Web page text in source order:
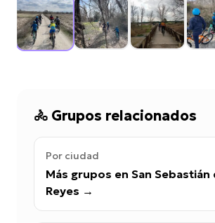
🚴 Grupos relacionados
Por ciudad
Más grupos en San Sebastián
Reyes →